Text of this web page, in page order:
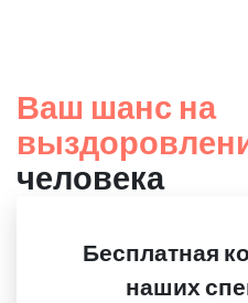
Ваш шанс на
человека
Бесплатная
наших